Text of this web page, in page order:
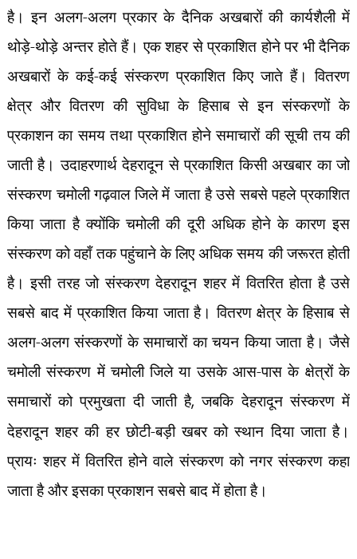
है। इन अलग-अलग प्रकार के दैनिक अखबारों की कार्यशैली में
थोड़े-थोड़े अन्तर होते हैं। एक शहर से प्रकाशित होने पर भी दैनिक
अखबारों के कई-कई संस्करण प्रकाशित किए जाते हैं। वितरण
क्षेत्र और वितरण की सुविधा के हिसाब से इन संस्करणों के
प्रकाशन का समय तथा प्रकाशित होने समाचारों की सूची तय की
जाती है। उदाहरणार्थ देहरादून से प्रकाशित किसी अखबार का जो
संस्करण चमोली गढ़वाल जिले में जाता है उसे सबसे पहले प्रकाशित
किया जाता है क्योंकि चमोली की दूरी अधिक होने के कारण इस
संस्करण को वहाँ तक पहुंचाने के लिए अधिक समय की जरूरत होती
है। इसी तरह जो संस्करण देहरादून शहर में वितरित होता है उसे
सबसे बाद में प्रकाशित किया जाता है। वितरण क्षेत्र के हिसाब से
अलग-अलग संस्करणों के समाचारों का चयन किया जाता है। जैसे
चमोली संस्करण में चमोली जिले या उसके आस-पास के क्षेत्रों के
समाचारों को प्रमुखता दी जाती है,जबकि देहरादून संस्करण में
देहरादून शहर की हर छोटी-बड़ी खबर को स्थान दिया जाता है।
प्रायः शहर में वितरित होने वाले संस्करण को नगर संस्करण कहा
जाता है और इसका प्रकाशन सबसे बाद में होता है।